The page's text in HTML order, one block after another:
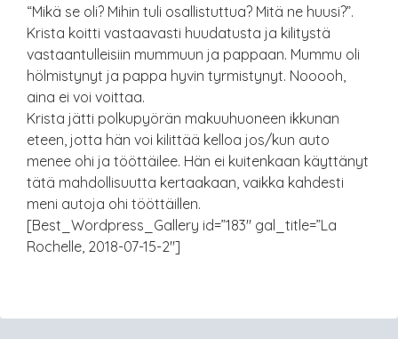
“Mikä se oli? Mihin tuli osallistuttua? Mitä ne huusi?”.
Krista koitti vastaavasti huudatusta ja kilitystä
vastaantulleisiin mummuun ja pappaan. Mummu oli
hölmistynyt ja pappa hyvin tyrmistynyt. Nooooh,
aina ei voi voittaa.
Krista jätti polkupyörän makuuhuoneen ikkunan
eteen, jotta hän voi kilittää kelloa jos/kun auto
menee ohi ja tööttäilee. Hän ei kuitenkaan käyttänyt
tätä mahdollisuutta kertaakaan, vaikka kahdesti
meni autoja ohi tööttäillen.
[Best_Wordpress_Gallery id=”183″ gal_title=”La
Rochelle, 2018-07-15-2″]